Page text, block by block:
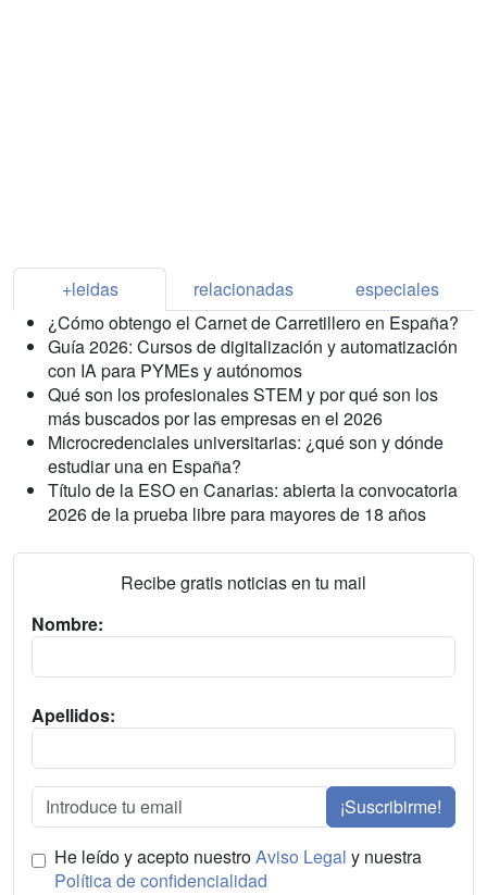
+leidas relacionadas
especiales
¿Cómo obtengo el Carnet de Carretillero en España?
Guía 2026: Cursos de digitalización y automatización
con IA para PYMEs y autónomos
Qué son los profesionales STEM y por qué son los
más buscados por las empresas en el 2026
Microcredenciales universitarias: ¿qué son y dónde
estudiar una en España?
Título de la ESO en Canarias: abierta la convocatoria
2026 de la prueba libre para mayores de 18 años
Recibe gratis noticias en tu mail
Nombre:
Apellidos:
¡Suscribirme!
He leído y acepto nuestroAviso Legal y nuestra
Política de confidencialidad